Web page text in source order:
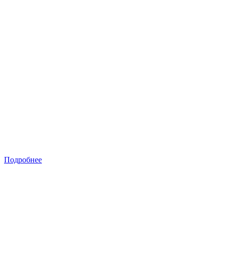
Подробнее